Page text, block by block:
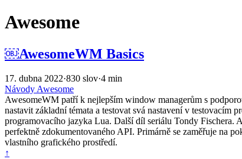
Awesome
￼AwesomeWM Basics
17. dubna 2022·830 slov·4 min
NávodyAwesome
AwesomeWM patří k nejlepším window managerům s
nastavit základní témata a testovat svá nastavení v
programovacího jazyka Lua. Další díl seriálu Tondy Fischera.
perfektně zdokumentovaného API. Primárně se zaměřuje na
vlastního grafického prostředí.
↑